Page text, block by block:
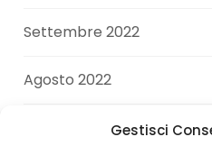
Gestisci
Settembre 2022
Agosto 2022